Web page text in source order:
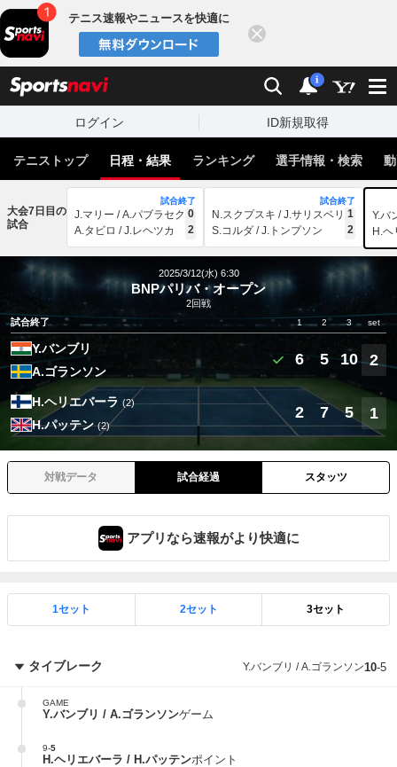
テニス速報やニュースを快適に
検索 通知
i
ログイン ID新規取得
テニストップ 日程・結果 ランキング 選手情報・検索
大会7日目の
試合
試合終了
J.マリー / A.パブラセク 0
A.タビロ / J.レヘツカ
2
試合終了
N.スクプスキ / J.サリスベリ 1
S.コルダ / J.トンプソン
2
Y.バ
H.ヘ
2025/3/12(水) 6:30
BNPパリバ・オープン
2回戦
試合終了
1 2 3 set
Y.バンブリ
A.ゴランソン
6 5 10 2
H.ヘリエバーラ (2)
H.パッテン (2)
2 7 5 1
対戦データ 試合経過 スタッツ
アプリなら速報がより快適に
1セット 2セット 3セット
タイブレーク Y.バンブリ / A.ゴランソン10-5
GAME
Y.バンブリ / A.ゴランソンゲーム
9-5
H.ヘリエバーラ / H.パッテンポイント